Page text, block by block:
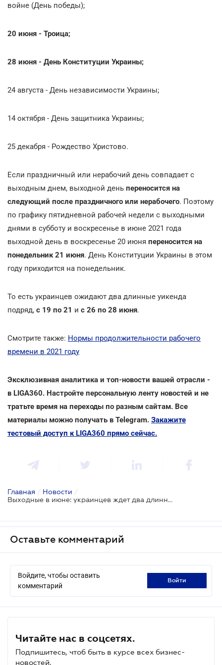
войне (День победы);
20 июня - Троица;
28 июня - День Конституции Украины;
24 августа - День независимости Украины;
14 октября - День защитника Украины;
25 декабря - Рождество Христово.
Если праздничный или нерабочий день совпадает с
выходным днем, выходной день переносится на
следующий после праздничного или нерабочего. Поэтому
по графику пятидневной рабочей недели с выходными
днями в субботу и воскресенье в июне 2021 года
выходной день в воскресенье 20 июня переносится на
понедельник 21 июня. День Конституции Украины в этом
году приходится на понедельник.
То есть украинцев ожидают два длинные уикенда
подряд, с 19 по 21 и с 26 по 28 июня.
Смотрите также: Нормы продолжительности рабочего
времени в 2021 году
Эксклюзивная аналитика и топ-новости вашей отрасли -
в LIGA360. Настройте персональную ленту новостей и не
тратьте время на переходы по разным сайтам. Все
материалы можно получать в Telegram. Закажите
тестовый доступ к LIGA360 прямо сейчас.
Главная / Новости /
Выходные в июне: украинцев ждет два длинных уикэнда
Оставьте комментарий
Войдите, чтобы оставить
комментарий
войти
Читайте нас в соцсетях.
Подпишитесь, чтоб быть в курсе всех бизнес-
новостей.